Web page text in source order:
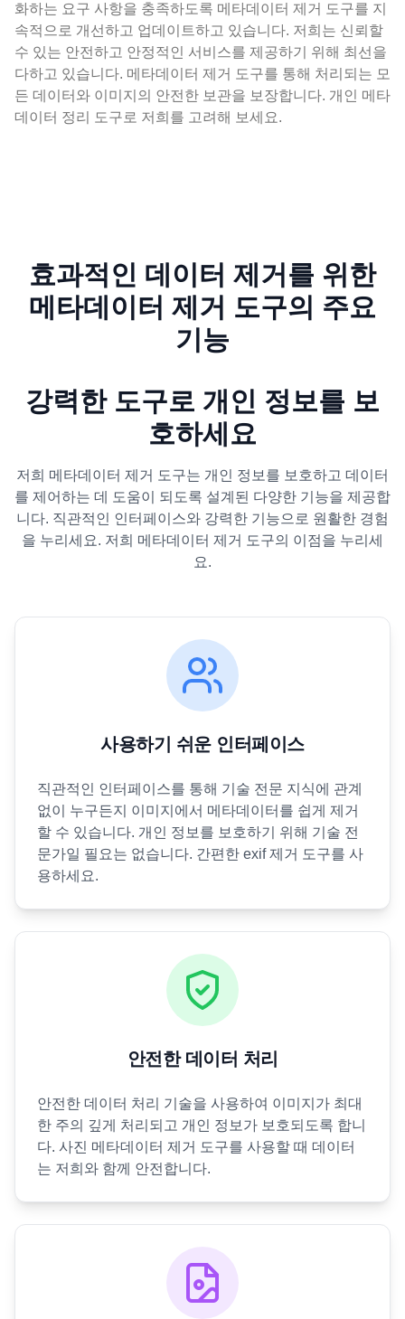
화하는 요구 사항을 충족하도록 메타데이터 제거 도구를 지
속적으로 개선하고 업데이트하고 있습니다. 저희는 신뢰할
수 있는 안전하고 안정적인 서비스를 제공하기 위해 최선을
다하고 있습니다. 메타데이터 제거 도구를 통해 처리되는 모
든 데이터와 이미지의 안전한 보관을 보장합니다. 개인 메타
데이터 정리 도구로 저희를 고려해 보세요.
효과적인 데이터 제거를 위한
메타데이터 제거 도구의 주요
기능
강력한 도구로 개인 정보를 보
호하세요
저희 메타데이터 제거 도구는 개인 정보를 보호하고 데이터
를 제어하는 데 도움이 되도록 설계된 다양한 기능을 제공합
니다. 직관적인 인터페이스와 강력한 기능으로 원활한 경험
을 누리세요. 저희 메타데이터 제거 도구의 이점을 누리세
요.
사용하기 쉬운 인터페이스
직관적인 인터페이스를 통해 기술 전문 지식에 관계
없이 누구든지 이미지에서 메타데이터를 쉽게 제거
할 수 있습니다. 개인 정보를 보호하기 위해 기술 전
문가일 필요는 없습니다. 간편한 exif 제거 도구를 사
용하세요.
안전한 데이터 처리
안전한 데이터 처리 기술을 사용하여 이미지가 최대
한 주의 깊게 처리되고 개인 정보가 보호되도록 합니
다. 사진 메타데이터 제거 도구를 사용할 때 데이터
는 저희와 함께 안전합니다.